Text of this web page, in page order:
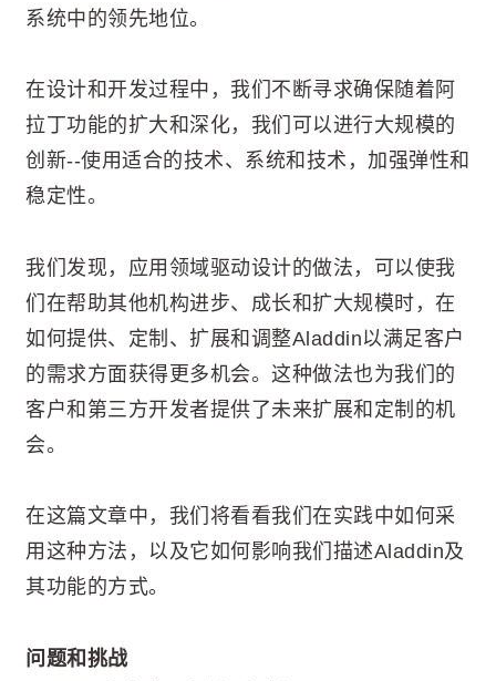
系统中的领先地位。
在设计和开发过程中，我们不断寻求确保随着阿
拉丁功能的扩大和深化，我们可以进行大规模的
创新--使用适合的技术、系统和技术，加强弹性和
稳定性。
我们发现，应用领域驱动设计的做法，可以使我
们在帮助其他机构进步、成长和扩大规模时，在
如何提供、定制、扩展和调整Aladdin以满足客户
的需求方面获得更多机会。这种做法也为我们的
客户和第三方开发者提供了未来扩展和定制的机
会。
在这篇文章中，我们将看看我们在实践中如何采
用这种方法，以及它如何影响我们描述Aladdin及
其功能的方式。
问题和挑战